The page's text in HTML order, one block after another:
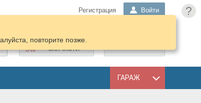
?
Регистрация Войти
ПОДОБРАТЬ
ЗАПЧАСТИ
ГАРАЖ
повторите позже.